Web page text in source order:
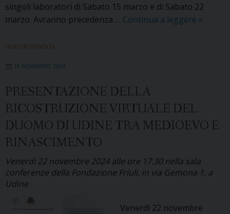
singoli laboratori di Sabato 15 marzo e di Sabato 22
marzo. Avranno precedenza … Continua a leggere Il
»
NEWS IN EVIDENZA
15 NOVEMBRE 2024
PRESENTAZIONE DELLA
RICOSTRUZIONE VIRTUALE DEL
DUOMO DI UDINE TRA MEDIOEVO E
RINASCIMENTO
Venerdì 22 novembre 2024 alle ore 17.30 nella sala
conferenze della Fondazione Friuli, in via Gemona 1, a
Udine
Venerdì 22 novembre